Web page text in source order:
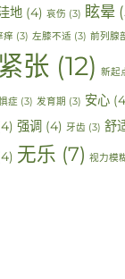
地 (4) 哀伤 (3) 眩晕
痒 (3) 左膝不适 (3) 前列腺
紧张 (12) 新起
症 (3) 发育期 (3) 安心
强调 (4) 牙齿 (3) 舒
无乐 (7) 视力模